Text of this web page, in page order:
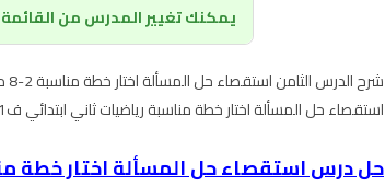
يمكنك تغيير المدرس من القائمة
استقصاء حل المسألة اختار خطة مناسبة رياضيات ثاني ابتدائي ف1 على منصة موقع حقيبتي
حل درس استقصاء حل المسألة اختار خطة